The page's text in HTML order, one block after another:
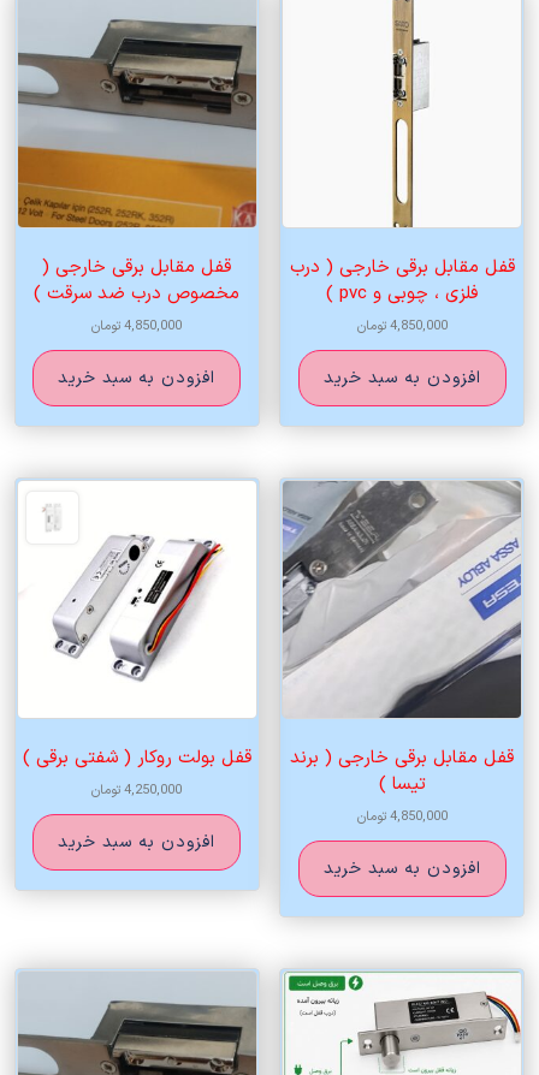
قفل مقابل برقی خارجی ( درب
فلزی ، چوبی و pvc )
4,850,000تومان
افزودن به سبد خرید
قفل مقابل برقی خارجی (
مخصوص درب ضد سرقت )
4,850,000تومان
افزودن به سبد خرید
قفل مقابل برقی خارجی ( برند
تیسا )
4,850,000تومان
افزودن به سبد خرید
قفل بولت روکار ( شفتی برقی )
4,250,000تومان
افزودن به سبد خرید